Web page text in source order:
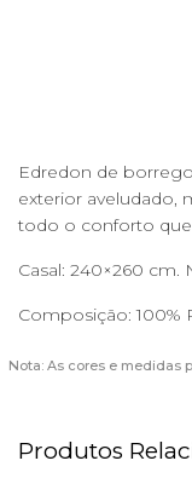
Edredon de
exterior aveludado,
todo o conforto
Casal: 240×260 cm.
Composição: 100%
Nota: As cores e medidas
Produtos